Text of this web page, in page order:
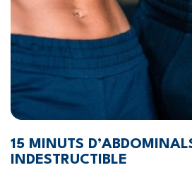
15 MINUTS
INDESTRUCTIBLE